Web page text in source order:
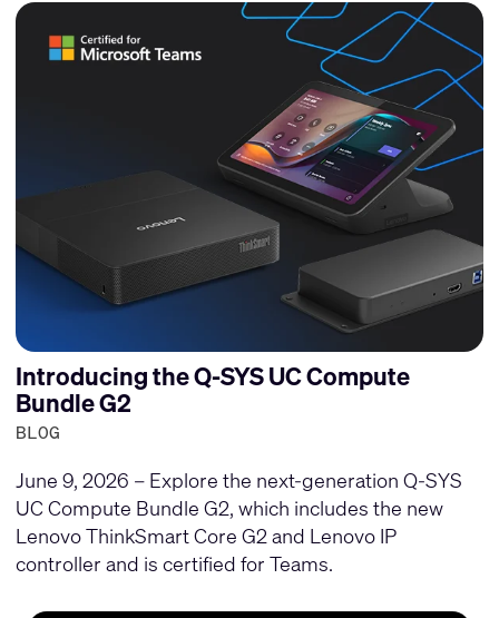
Introducing the Q-SYS UC Compute
Bundle G2
BLOG
June 9, 2026 – Explore the next-generation Q-SYS
UC Compute Bundle G2, which includes the new
Lenovo ThinkSmart Core G2 and Lenovo IP
controller and is certified for Teams.